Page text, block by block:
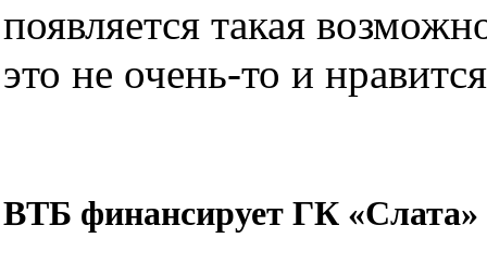
появляется такая
это не очень-то и
ВТБ финансирует ГК «Слата»